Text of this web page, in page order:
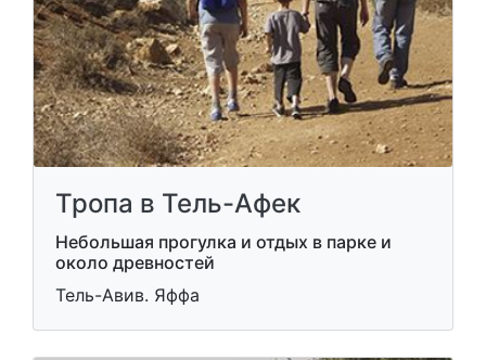
Тропа в Тель-Афек
Небольшая прогулка и отдых в парке и
около древностей
Тель-Авив. Яффа